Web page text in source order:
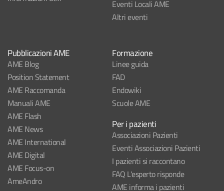
Eventi Locali AME
Altri eventi
Pubblicazioni AME
AME Blog
Position Statement
AME Raccomanda
Manuali AME
AME Flash
AME News
AME International
AME Digital
AME Focus-on
AmeAndro
Formazione
Linee guida
FAD
Endowiki
Scuole AME
Per i pazienti
Associazioni Pazienti
Eventi Associazioni Pazienti
I pazienti si raccontano
FAQ L'esperto risponde
AME informa i pazienti